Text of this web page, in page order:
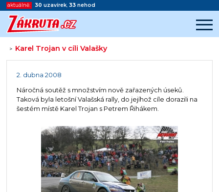
aktuálně: 30 uzavírek, 33 nehod
> Karel Trojan v cíli Valašky
Začátek reklamy
2. dubna 2008
Náročná soutěž s množstvím nově zařazených úseků.
Taková byla letošní Valašská rally, do jejíhož cíle dorazili na
šestém místě Karel Trojan s Petrem Řihákem.